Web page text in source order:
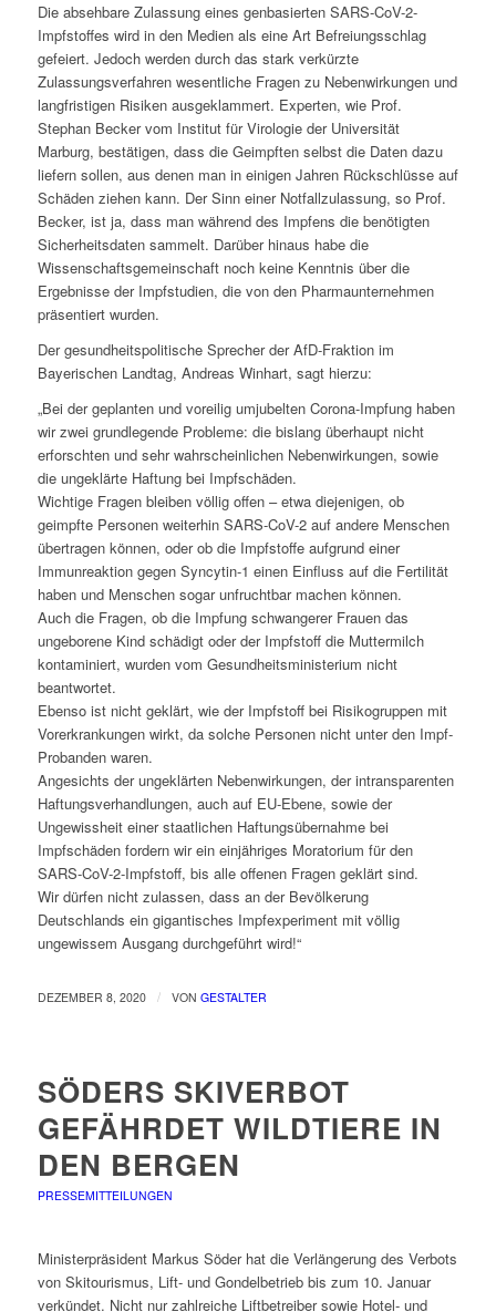
Die absehbare Zulassung eines genbasierten SARS-CoV-2-
Impfstoffes wird in den Medien als eine Art Befreiungsschlag
gefeiert. Jedoch werden durch das stark verkürzte
Zulassungsverfahren wesentliche Fragen zu Nebenwirkungen und
langfristigen Risiken ausgeklammert. Experten, wie Prof.
Stephan Becker vom Institut für Virologie der Universität
Marburg, bestätigen, dass die Geimpften selbst die Daten dazu
liefern sollen, aus denen man in einigen Jahren Rückschlüsse auf
Schäden ziehen kann. Der Sinn einer Notfallzulassung, so Prof.
Becker, ist ja, dass man während des Impfens die benötigten
Sicherheitsdaten sammelt. Darüber hinaus habe die
Wissenschaftsgemeinschaft noch keine Kenntnis über die
Ergebnisse der Impfstudien, die von den Pharmaunternehmen
präsentiert wurden.
Der gesundheitspolitische Sprecher der AfD-Fraktion im
Bayerischen Landtag, Andreas Winhart, sagt hierzu:
„Bei der geplanten und voreilig umjubelten Corona-Impfung haben
wir zwei grundlegende Probleme: die bislang überhaupt nicht
erforschten und sehr wahrscheinlichen Nebenwirkungen, sowie
die ungeklärte Haftung bei Impfschäden.
Wichtige Fragen bleiben völlig offen – etwa diejenigen, ob
geimpfte Personen weiterhin SARS-CoV-2 auf andere Menschen
übertragen können, oder ob die Impfstoffe aufgrund einer
Immunreaktion gegen Syncytin-1 einen Einfluss auf die Fertilität
haben und Menschen sogar unfruchtbar machen können.
Auch die Fragen, ob die Impfung schwangerer Frauen das
ungeborene Kind schädigt oder der Impfstoff die Muttermilch
kontaminiert, wurden vom Gesundheitsministerium nicht
beantwortet.
Ebenso ist nicht geklärt, wie der Impfstoff bei Risikogruppen mit
Vorerkrankungen wirkt, da solche Personen nicht unter den Impf-
Probanden waren.
Angesichts der ungeklärten Nebenwirkungen, der intransparenten
Haftungsverhandlungen, auch auf EU-Ebene, sowie der
Ungewissheit einer staatlichen Haftungsübernahme bei
Impfschäden fordern wir ein einjähriges Moratorium für den
SARS-CoV-2-Impfstoff, bis alle offenen Fragen geklärt sind.
Wir dürfen nicht zulassen, dass an der Bevölkerung
Deutschlands ein gigantisches Impfexperiment mit völlig
ungewissem Ausgang durchgeführt wird!“
DEZEMBER 8, 2020 / VON GESTALTER
SÖDERS SKIVERBOT
GEFÄHRDET WILDTIERE IN
DEN BERGEN
PRESSEMITTEILUNGEN
Ministerpräsident Markus Söder hat die Verlängerung des Verbots
von Skitourismus, Lift- und Gondelbetrieb bis zum 10. Januar
verkündet. Nicht nur zahlreiche Liftbetreiber sowie Hotel- und